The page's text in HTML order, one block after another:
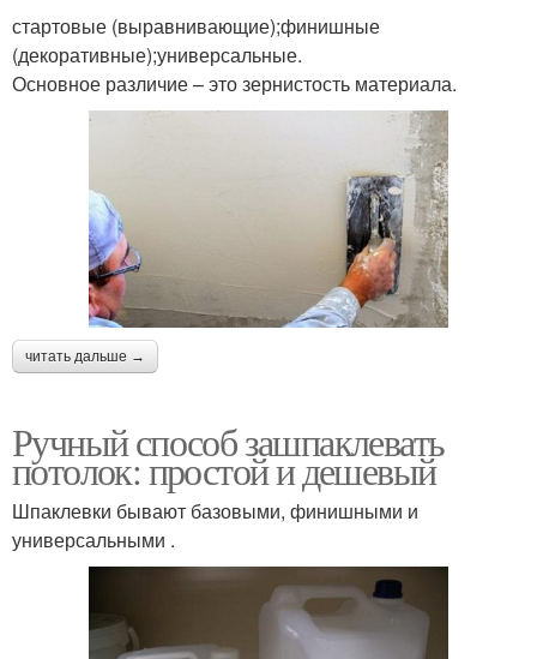
стартовые (выравнивающие);финишные
(декоративные);универсальные.
Основное различие – это зернистость материала.
читать дальше →
Ручный способ зашпаклевать
потолок: простой и дешевый
Шпаклевки бывают базовыми, финишными и
универсальными .